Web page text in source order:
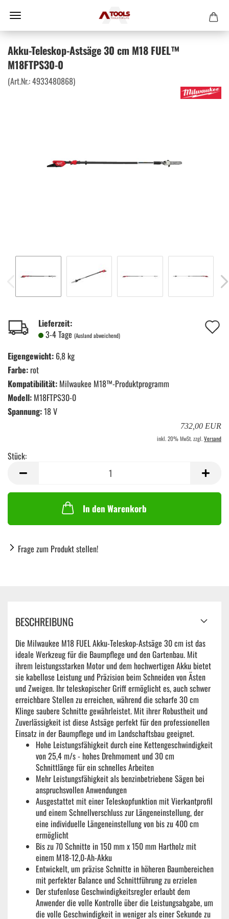
Akku-Teleskop-Astsäge 30 cm M18 FUEL™
M18FTPS30-0
(Art.Nr.:4933480868)
Lieferzeit:
3-4 Tage (Ausland abweichend)
Eigengewicht: 6,8 kg
Farbe: rot
Kompatibilität: Milwaukee M18™-Produktprogramm
Modell: M18FTPS30-0
Spannung:18 V
732,00 EUR
inkl. 20% MwSt. zzgl.Versand
Stück:
In den Warenkorb
Frage zum Produkt stellen!
BESCHREIBUNG
Die Milwaukee M18 FUEL Akku-Teleskop-Astsäge 30 cm ist das
ideale Werkzeug für die Baumpflege und den Gartenbau. Mit
ihrem leistungsstarken Motor und dem hochwertigen Akku bietet
sie kabellose Leistung und Präzision beim Schneiden von Ästen
und Zweigen. Ihr teleskopischer Griff ermöglicht es, auch schwer
erreichbare Stellen zu erreichen, während die scharfe 30 cm
Klinge saubere Schnitte gewährleistet. Mit ihrer Robustheit und
Zuverlässigkeit ist diese Astsäge perfekt für den professionellen
Einsatz in der Baumpflege und im Landschaftsbau geeignet.
Hohe Leistungsfähigkeit durch eine Kettengeschwindigkeit
von 25,4 m/s - hohes Drehmoment und 30 cm
Schnittlänge für ein schnelles Arbeiten
Mehr Leistungsfähigkeit als benzinbetriebene Sägen bei
anspruchsvollen Anwendungen
Ausgestattet mit einer Teleskopfunktion mit Vierkantprofil
und einem Schnellverschluss zur Längeneinstellung, der
eine individuelle Längeneinstellung von bis zu 400 cm
ermöglicht
Bis zu 70 Schnitte in 150 mm x 150 mm Hartholz mit
einem M18-12,0-Ah-Akku
Entwickelt, um präzise Schnitte in höheren Baumbereichen
mit perfekter Balance und Schnittführung zu erzielen
Der stufenlose Geschwindigkeitsregler erlaubt dem
Anwender die volle Kontrolle über die Leistungsabgabe, um
die volle Geschwindigkeit in weniger als einer Sekunde zu